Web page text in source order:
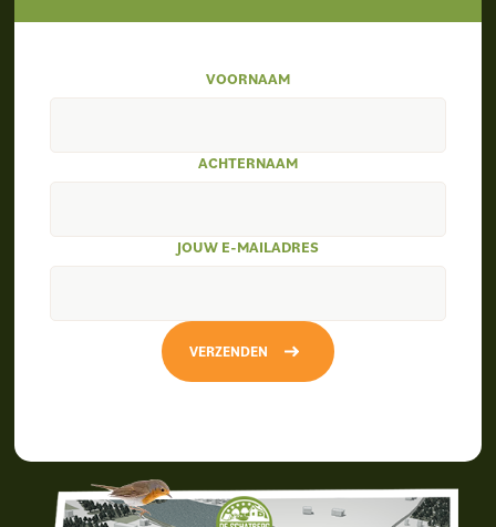
VOORNAAM
ACHTERNAAM
JOUW E-MAILADRES
VERZENDEN